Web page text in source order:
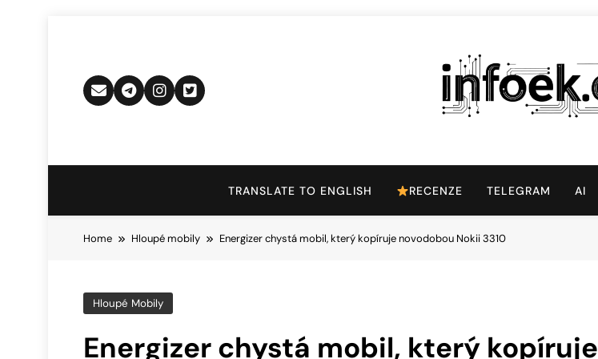
Infoek.cz
TRANSLATE TO ENGLISH RECENZE TELEGRAM AI
Home Hloupé mobily Energizer chystá mobil, který kopíruje novodobou Nokii 3310
Hloupé Mobily
Energizer chystá mobil, který kopíruje